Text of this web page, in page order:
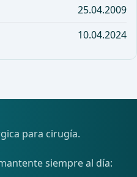
25.04.2009
10.04.2024
para cirugía.
siempre al día: